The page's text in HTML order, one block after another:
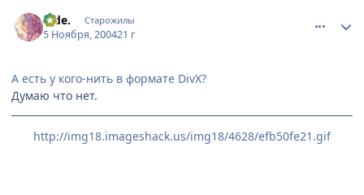
hide. Старожилы
5 Ноября, 200421 г
А есть у кого-нить в формате DivX?
Думаю что нет.
http://img18.imageshack.us/img18/4628/efb50fe21.gif